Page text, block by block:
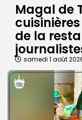
Magal de
de la
samedi 1 août 2026